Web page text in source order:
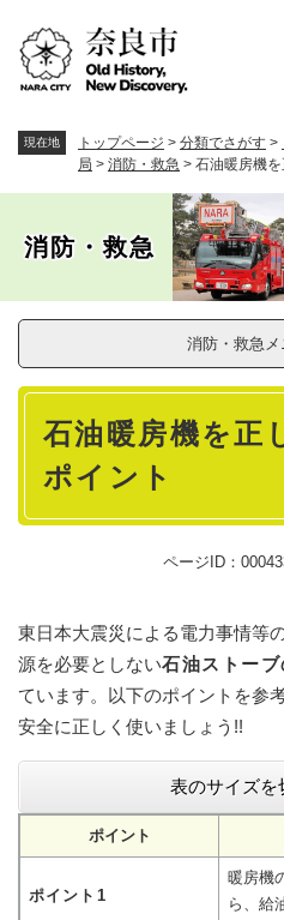
現在地 トップページ > 分類でさがす >
局 > 消防・救急 > 石油暖房機
消防・救急
消防・救急メ
本
石油暖房機を正
ポイント
ページID：
東日本大震災による電力事情等
源を必要としない石油ストー
ています。以下のポイントを参
安全に正しく使いましょう!!
表のサイズを
ポイント
ポイント1
暖房機
ら、給